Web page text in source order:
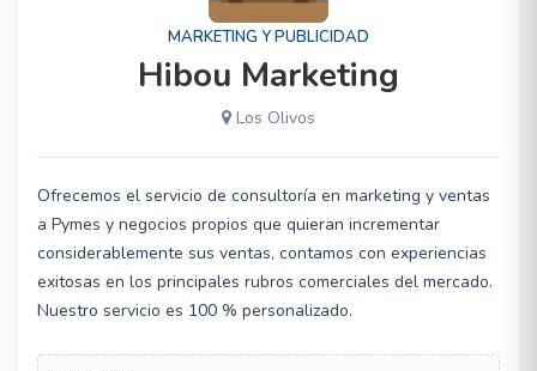
MARKETING Y PUBLICIDAD
Hibou Marketing
Los Olivos
Ofrecemos el servicio de consultoría en marketing y ventas
a Pymes y negocios propios que quieran incrementar
considerablemente sus ventas, contamos con experiencias
exitosas en los principales rubros comerciales del mercado.
Nuestro servicio es 100 % personalizado.